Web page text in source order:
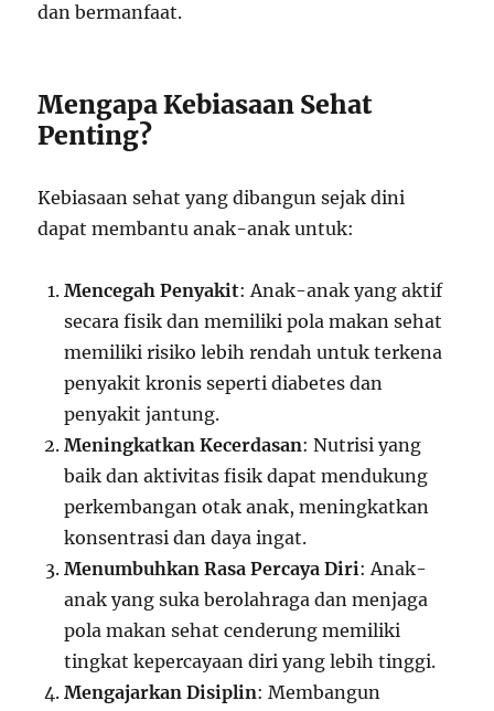
dan bermanfaat.
Mengapa Kebiasaan Sehat
Penting?
Kebiasaan sehat yang dibangun sejak dini
dapat membantu anak-anak untuk:
Mencegah Penyakit: Anak-anak yang aktif
secara fisik dan memiliki pola makan sehat
memiliki risiko lebih rendah untuk terkena
penyakit kronis seperti diabetes dan
penyakit jantung.
Meningkatkan Kecerdasan: Nutrisi yang
baik dan aktivitas fisik dapat mendukung
perkembangan otak anak, meningkatkan
konsentrasi dan daya ingat.
Menumbuhkan Rasa Percaya Diri: Anak-
anak yang suka berolahraga dan menjaga
pola makan sehat cenderung memiliki
tingkat kepercayaan diri yang lebih tinggi.
Mengajarkan Disiplin: Membangun